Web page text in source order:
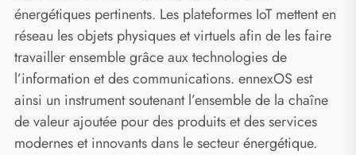
énergétiques pertinents. Les plateformes IoT mettent en
réseau les objets physiques et virtuels afin de les faire
travailler ensemble grâce aux technologies de
l’information et des communications. ennexOS est
ainsi un instrument soutenant l’ensemble de la chaîne
de valeur ajoutée pour des produits et des services
modernes et innovants dans le secteur énergétique.